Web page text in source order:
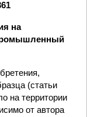
на
(статьи
на территории
от автора